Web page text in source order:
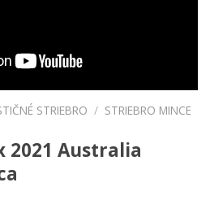
STRIEBRO / STRIEBRO MINCE
2021 Australia